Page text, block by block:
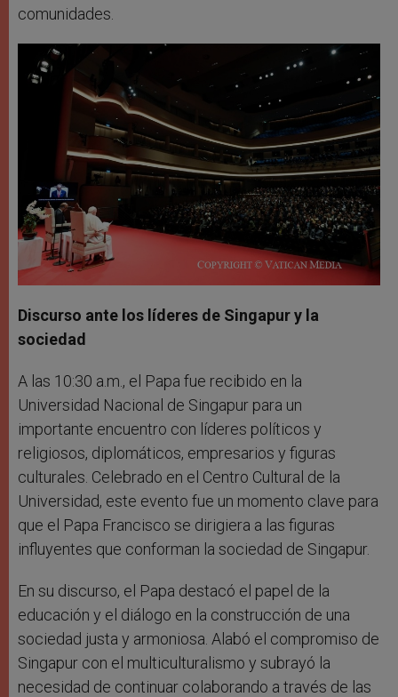
comunidades.
Discurso ante los líderes de Singapur y la
sociedad
A las 10:30 a.m., el Papa fue recibido en la
Universidad Nacional de Singapur para un
importante encuentro con líderes políticos y
religiosos, diplomáticos, empresarios y figuras
culturales. Celebrado en el Centro Cultural de la
Universidad, este evento fue un momento clave para
que el Papa Francisco se dirigiera a las figuras
influyentes que conforman la sociedad de Singapur.
En su discurso, el Papa destacó el papel de la
educación y el diálogo en la construcción de una
sociedad justa y armoniosa. Alabó el compromiso de
Singapur con el multiculturalismo y subrayó la
necesidad de continuar colaborando a través de las